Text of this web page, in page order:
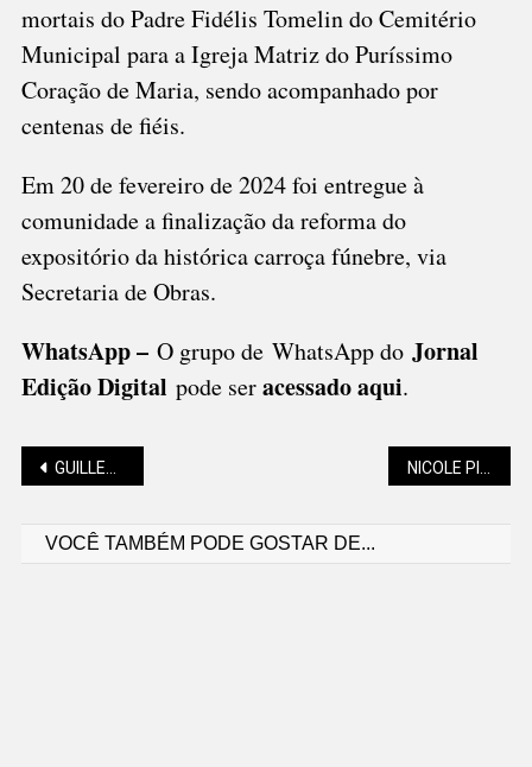
mortais do Padre Fidélis Tomelin do Cemitério
Municipal para a Igreja Matriz do Puríssimo
Coração de Maria, sendo acompanhado por
centenas de fiéis.
Em 20 de fevereiro de 2024 foi entregue à
comunidade a finalização da reforma do
expositório da histórica carroça fúnebre, via
Secretaria de Obras.
WhatsApp – O grupo de WhatsApp doJornal
Edição Digital pode seracessado aqui.
Navegação
GUILLERME SLOMINSKY (“FRAGUIMENTOS”): BASHÔ E OS CAQUIS
VOCÊ TAMBÉM PODE GOSTAR DE...